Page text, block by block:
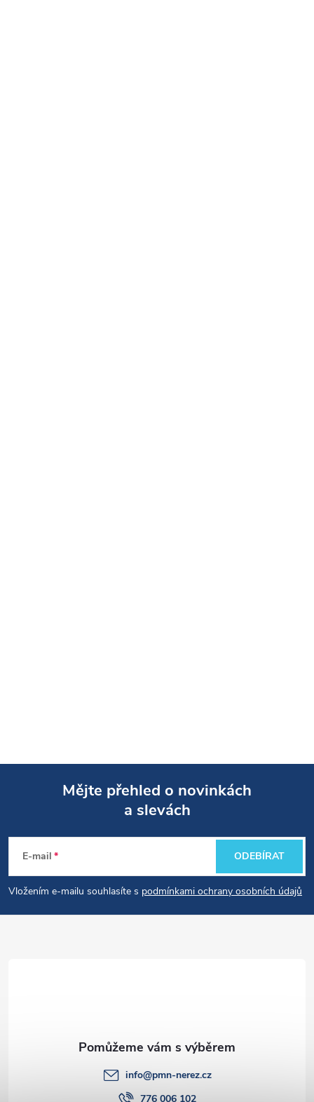
p
a
Mějte přehled o novinkách
a slevách
E-mail
Vložením e-mailu souhlasíte s podmínkami ochrany osobních údajů
ODEBÍRAT
info@pmn-nerez.cz
776 006 102